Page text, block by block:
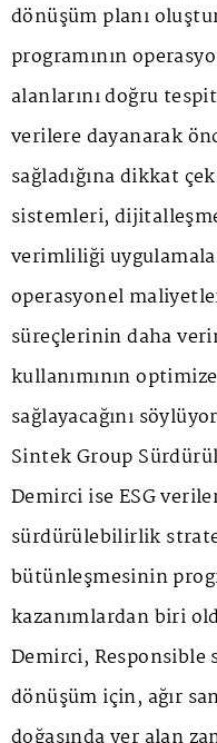
dönüşüm planı
programının
alanlarını doğru
verilere dayanarak
sağladığına dikkat
sistemleri,
verimliliği
operasyonel
süreçlerinin daha
kullanımının
sağlayacağını
Sintek Group
Demirci ise ESG
sürdürülebilirlik
bütünleşmesinin
kazanımlardan biri
Demirci, Responsible
dönüşüm için, ağır